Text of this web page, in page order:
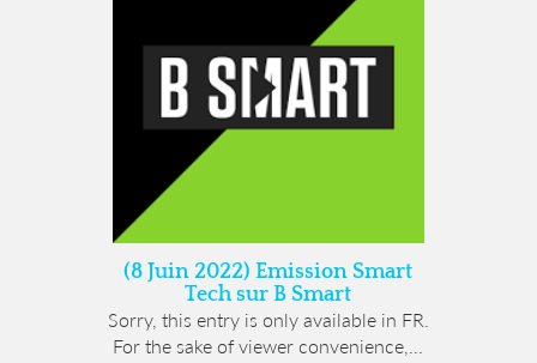
(8 Juin 2022) Emission Smart
Tech sur B Smart
Sorry, this entry is only available in FR.
For the sake of viewer convenience,...